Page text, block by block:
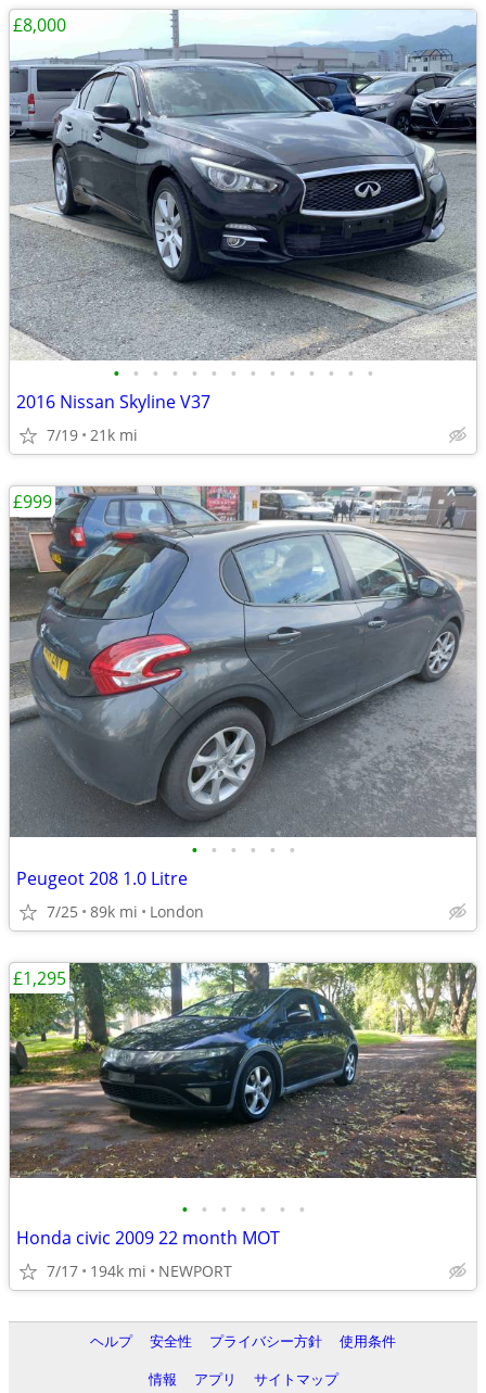
• • • • • • • • • • • • • •
2016 Nissan Skyline V37
7/19 21k mi
£8,000
• • • • • •
Peugeot 208 1.0 Litre
7/25 89k mi London
£999
• • • • • • •
Honda civic 2009 22 month MOT
7/17 194k mi NEWPORT
£1,295
ヘルプ 安全性 プライバシー方針
使用条件
情報
アプリ サイトマップ